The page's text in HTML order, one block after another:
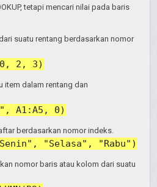
tetapi mencari nilai pada baris
suatu rentang berdasarkan nomor
2, 3)
item dalam rentang dan
A1:A5, 0)
berdasarkan nomor indeks.
"Senin", "Selasa", "Rabu")
nomor baris atau kolom dari suatu